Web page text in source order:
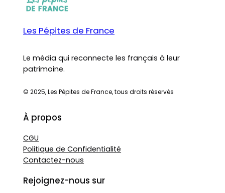
Les Pépites de France
Le média qui reconnecte les français à leur
patrimoine.
© 2025, Les Pépites de France, tous droits réservés
À propos
CGU
Politique de Confidentialité
Contactez-nous
Rejoignez-nous sur